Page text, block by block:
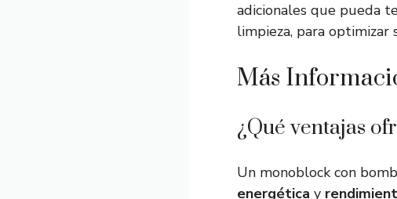
adicionales que pueda
limpieza, para optimizar
Más
¿Qué ventajas
Un monoblock con
energética y